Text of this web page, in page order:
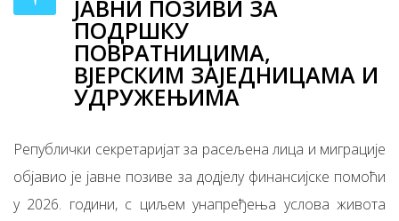
ЈАВНИ ПОЗИВИ ЗА
ПОДРШКУ
ПОВРАТНИЦИМА,
ВЈЕРСКИМ ЗАЈЕДНИЦАМА И
УДРУЖЕЊИМА
Републички секретаријат за расељена лица и миграције
објавио је јавне позиве за додјелу финансијске помоћи
у 2026. години, с циљем унапређења услова живота